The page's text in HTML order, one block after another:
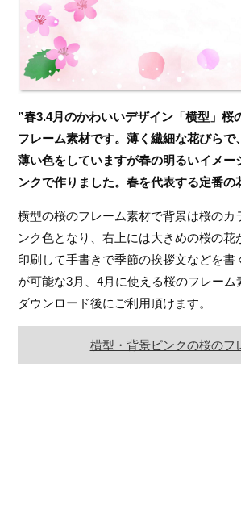
”春3.4月のかわいいデザイン「横型」桜
フレーム素材です。薄く繊細な花びらで
薄い色をしていますが春の明るいイメー
ンクで作りました。春を代表する定番の
横型の桜のフレーム素材で背景は桜のカ
ンク色となり、右上には大きめの桜の花
印刷して手書きで季節の挨拶文などを書
が可能な3月、4月に使える桜のフレーム
ダウンロード後にご利用頂けます。
横型・背景ピンクの桜のフ